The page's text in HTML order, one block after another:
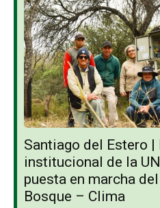
Santiago del Estero
institucional de la
puesta en marcha
Bosque – Clima